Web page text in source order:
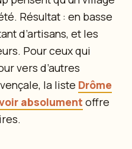
Résultat : en basse
d’artisans, et les
Pour ceux qui
vers d’autres
la liste Drôme
absolument offre